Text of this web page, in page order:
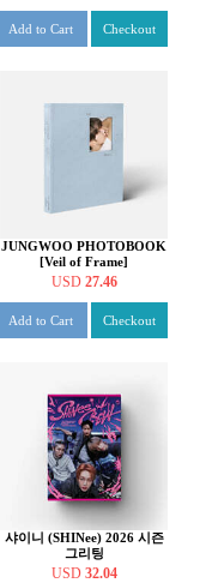
Add to Cart Checkout
JUNGWOO PHOTOBOOK
[Veil of Frame]
USD 27.46
Add to Cart Checkout
샤이니 (SHINee) 2026 시즌
그리팅
USD 32.04